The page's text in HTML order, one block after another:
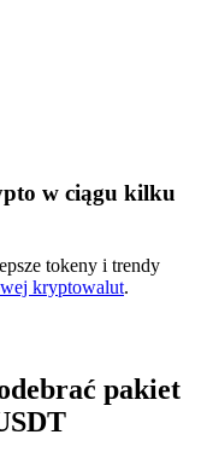
metale szlachetne i
w ciągu kilku
tokeny i trendy
kryptowalut.
pakiet